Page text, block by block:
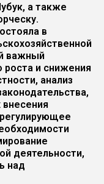
а также
в
важный
роста и снижения
анализ
деятельности,
над